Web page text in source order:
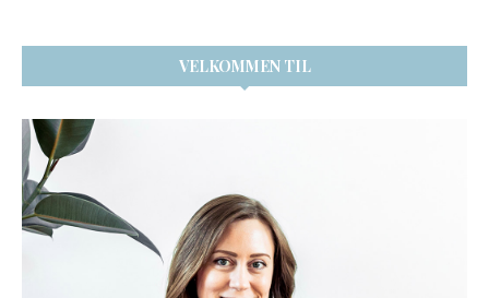
VELKOMMEN TIL